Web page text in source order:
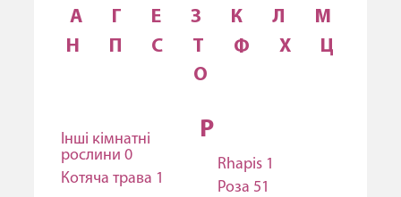
А
Г E З К Л
М
Н
П С Т Ф Х
Ц
О
Інші кімнатні
рослини 0
Котяча трава 1
Р
Rhapis 1
Роза 51